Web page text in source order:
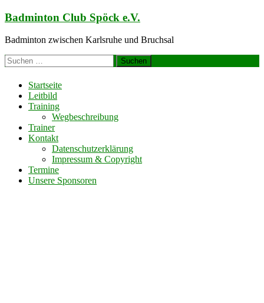
Zum
springen
Badminton Club Spöck e.V.
Badminton zwischen Karlsruhe und Bruchsal
Suchen
nach:
Startseite
Leitbild
Training
Wegbeschreibung
Trainer
Kontakt
Datenschutzerklärung
Impressum & Copyright
Termine
Unsere Sponsoren